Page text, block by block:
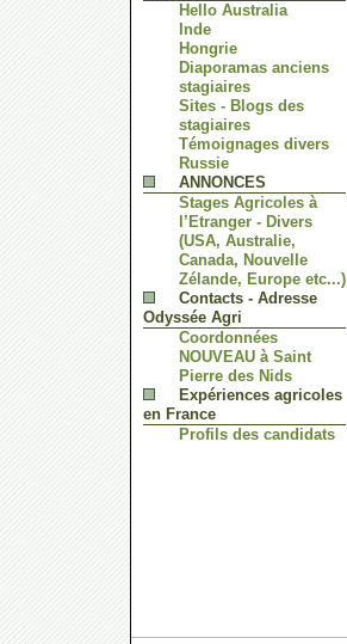
Hello Australia
Inde
Hongrie
Diaporamas anciens
stagiaires
Sites - Blogs des
stagiaires
Témoignages divers
Russie
ANNONCES
Stages Agricoles à
l’Etranger - Divers
(USA, Australie,
Canada, Nouvelle
Zélande, Europe etc...)
Contacts - Adresse
Odyssée Agri
Coordonnées
NOUVEAU à Saint
Pierre des Nids
Expériences agricoles
en France
Profils des candidats